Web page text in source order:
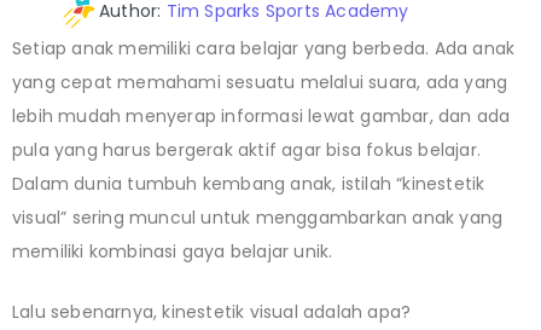
Author: Tim Sparks Sports Academy
Setiap anak memiliki cara belajar yang berbeda. Ada anak
yang cepat memahami sesuatu melalui suara, ada yang
lebih mudah menyerap informasi lewat gambar, dan ada
pula yang harus bergerak aktif agar bisa fokus belajar.
Dalam dunia tumbuh kembang anak, istilah “kinestetik
visual” sering muncul untuk menggambarkan anak yang
memiliki kombinasi gaya belajar unik.
Lalu sebenarnya, kinestetik visual adalah apa?